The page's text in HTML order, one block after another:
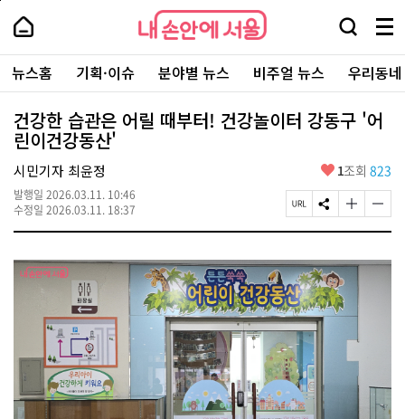
본
로
가
내
손
안
에
서
울
-
서
울
시
대
표
소
통
포
내
손
에
울
검
창
열
기
메
뉴
전
체
보
기
주
요
서
뉴스홈 기획·이슈 분야별 뉴스 비주얼 뉴스 우리동
건강한 습관은 어릴 때부터! 건강놀이터 강동구 '어
린이건강동산'
시민기자 최윤정
발행일 2026.03.11. 10:46
수정일 2026.03.11. 18:37
좋
요
1조회 823
페
이
U
R
L
복
사
S
N
공
유
하
기
글
자
기
크
게
변
경
기
글
자
기
작
페
상
단
로